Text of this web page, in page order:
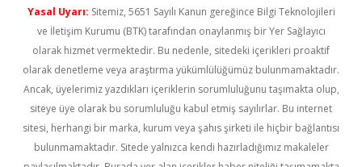
Yasal Uyarı: Sitemiz, 5651 Sayılı Kanun gereğince Bilgi Teknolojileri
ve İletişim Kurumu (BTK) tarafından onaylanmış bir Yer Sağlayıcı
olarak hizmet vermektedir. Bu nedenle, sitedeki içerikleri proaktif
olarak denetleme veya araştırma yükümlülüğümüz bulunmamaktadır.
Ancak, üyelerimiz yazdıkları içeriklerin sorumluluğunu taşımakta olup,
siteye üye olarak bu sorumluluğu kabul etmiş sayılırlar. Bu internet
sitesi, herhangi bir marka, kurum veya şahıs şirketi ile hiçbir bağlantısı
bulunmamaktadır. Sitede yalnızca kendi hazırladığımız makaleler